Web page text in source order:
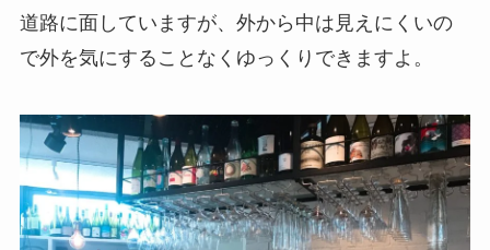
道路に面していますが、外から中は見えにくいの
で外を気にすることなくゆっくりできますよ。